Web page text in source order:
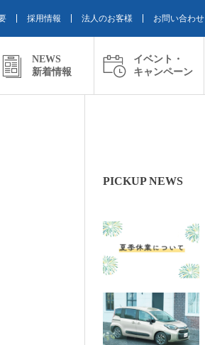
採用情報 法人のお客様 お問い合わせ
NEWS
新着情報
イベント・
キャンペーン
PICKUP NEWS